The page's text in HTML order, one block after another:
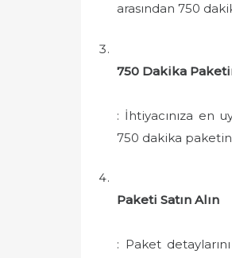
arasından 750
750 Dakika
: İhtiyacınıza en
750 dakika
Paketi Satın Alın
: Paket